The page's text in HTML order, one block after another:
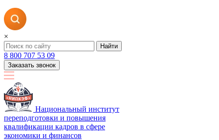
×
Найти
8 800 707 53 09
Заказать звонок
Национальный институт
переподготовки и повышения
квалификации кадров в сфере
экономики и финансов